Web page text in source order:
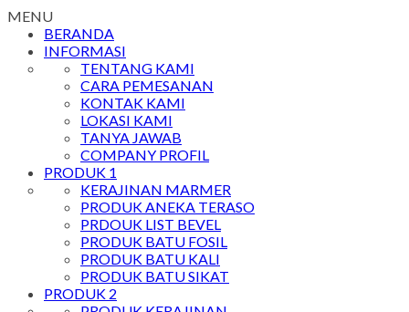
MENU
BERANDA
INFORMASI
TENTANG KAMI
CARA PEMESANAN
KONTAK KAMI
LOKASI KAMI
TANYA JAWAB
COMPANY PROFIL
PRODUK 1
KERAJINAN MARMER
PRODUK ANEKA TERASO
PRDOUK LIST BEVEL
PRODUK BATU FOSIL
PRODUK BATU KALI
PRODUK BATU SIKAT
PRODUK 2